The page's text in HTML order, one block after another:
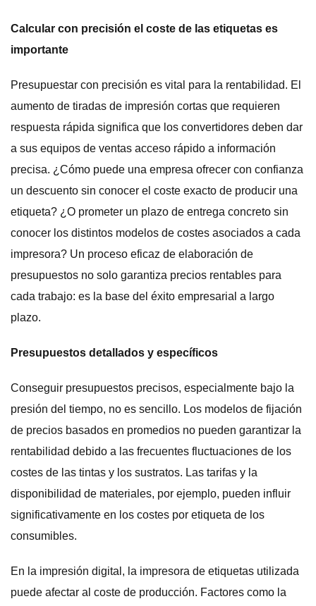
Calcular con precisión el coste de las etiquetas es
importante
Presupuestar con precisión es vital para la rentabilidad. El
aumento de tiradas de impresión cortas que requieren
respuesta rápida significa que los convertidores deben dar
a sus equipos de ventas acceso rápido a información
precisa. ¿Cómo puede una empresa ofrecer con confianza
un descuento sin conocer el coste exacto de producir una
etiqueta? ¿O prometer un plazo de entrega concreto sin
conocer los distintos modelos de costes asociados a cada
impresora? Un proceso eficaz de elaboración de
presupuestos no solo garantiza precios rentables para
cada trabajo: es la base del éxito empresarial a largo
plazo.
Presupuestos detallados y específicos
Conseguir presupuestos precisos, especialmente bajo la
presión del tiempo, no es sencillo. Los modelos de fijación
de precios basados en promedios no pueden garantizar la
rentabilidad debido a las frecuentes fluctuaciones de los
costes de las tintas y los sustratos. Las tarifas y la
disponibilidad de materiales, por ejemplo, pueden influir
significativamente en los costes por etiqueta de los
consumibles.
En la impresión digital, la impresora de etiquetas utilizada
puede afectar al coste de producción. Factores como la